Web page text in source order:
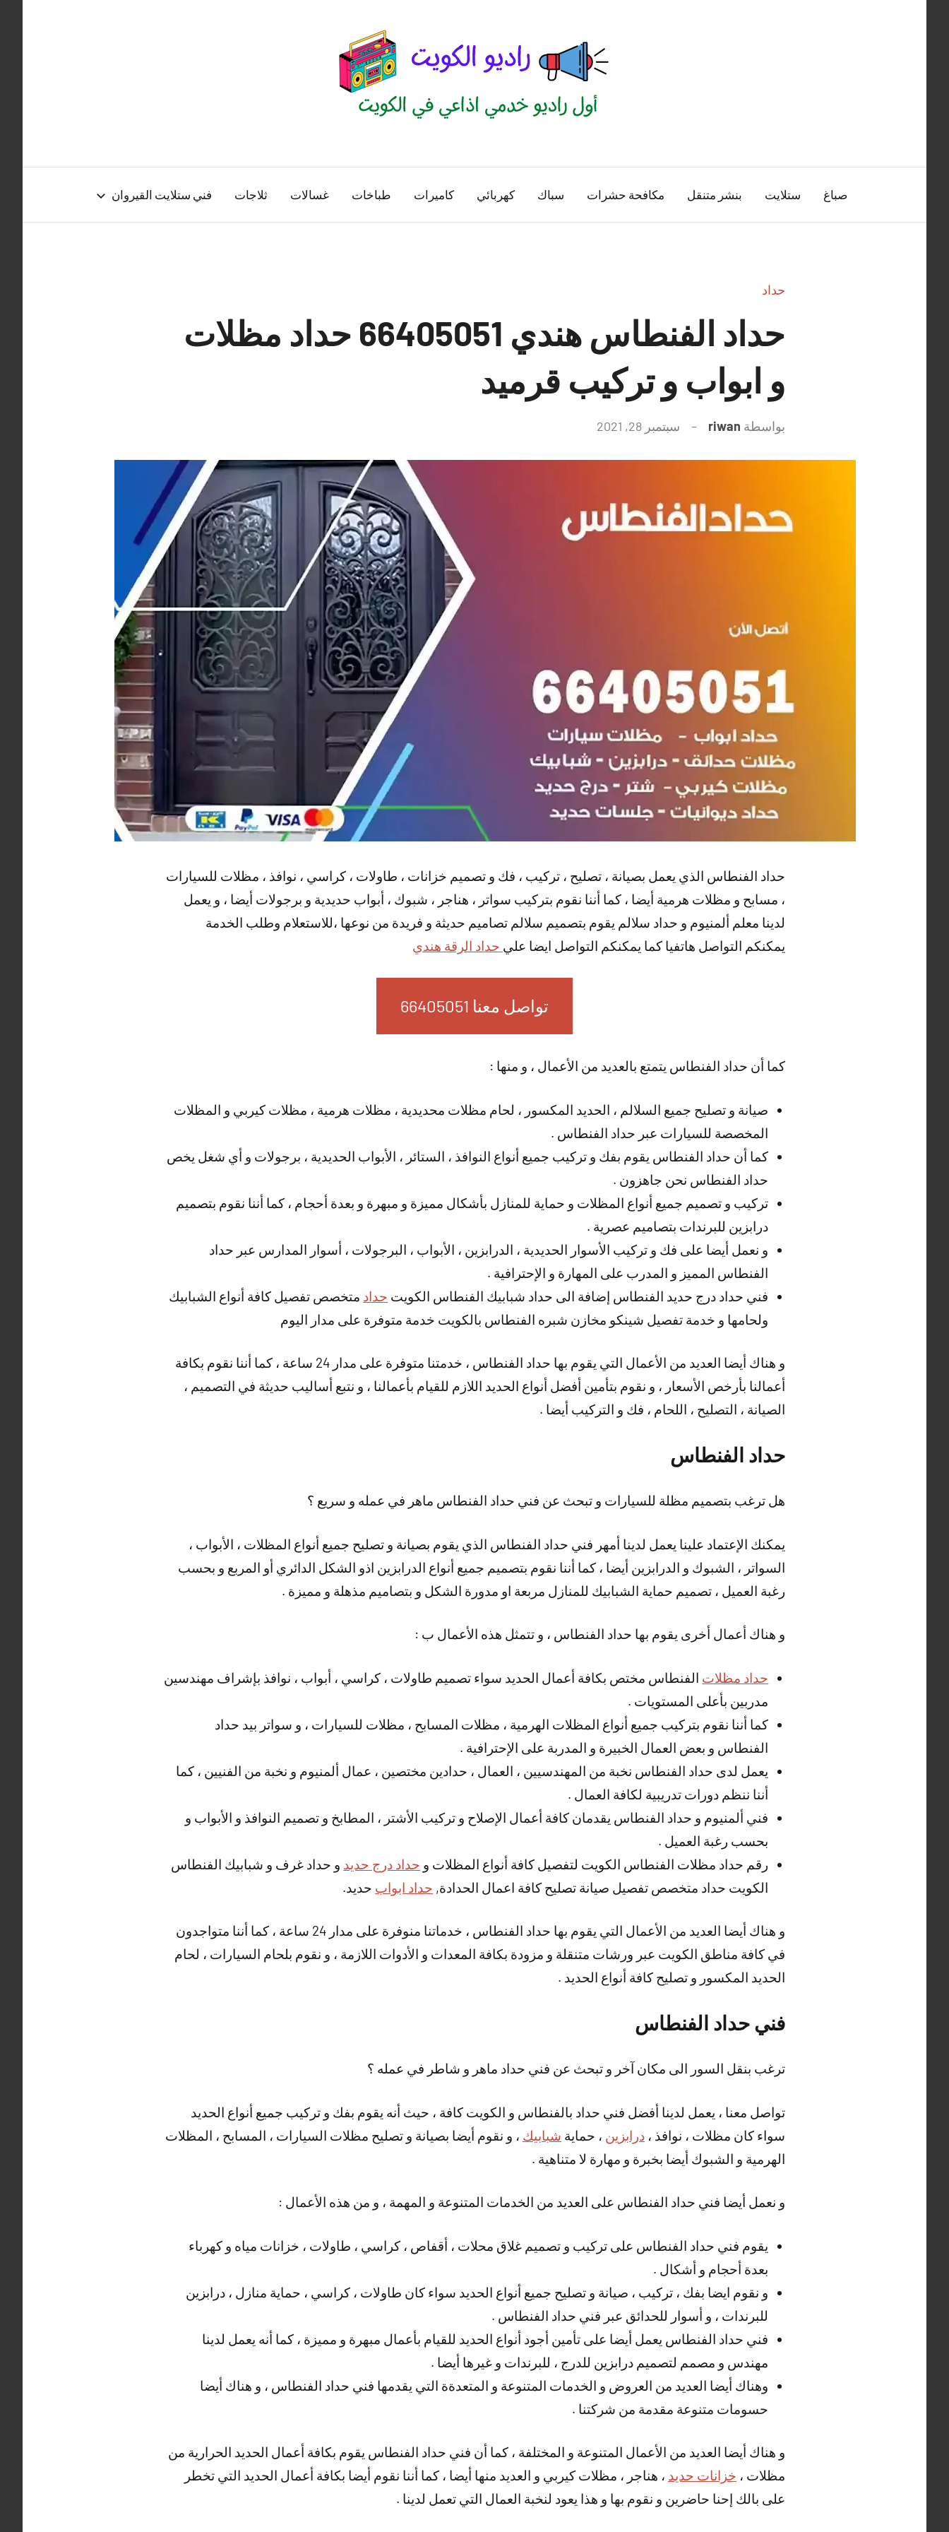
الكويت
منصة
اذاعية
صباغ ستلايت بنشر متنقل مكافحة حشرات سباك كهربائي كاميرات طباخات غسالات ثلاجات فني ستلايت القيروان
حداد
حداد الفنطاس هندي 66405051 حداد مظلات
و ابواب و تركيب قرميد
بواسطة riwan سبتمبر 28, 2021
حداد الفنطاس الذي يعمل بصيانة ، تصليح ، تركيب ، فك و تصميم خزانات ، طاولات ، كراسي ، نوافذ ، مظلات للسيارات
، مسابح و مظلات هرمية أيضا ، كما أننا نقوم بتركيب سواتر ، هناجر ، شبوك ، أبواب حديدية و برجولات أيضا ، و يعمل
لدينا معلم ألمنيوم و حداد سلالم يقوم بتصميم سلالم تصاميم حديثة و فريدة من نوعها ،للاستعلام وطلب الخدمة
يمكنكم التواصل هاتفيا كما يمكنكم التواصل ايضا علي حداد الرقة هندي
تواصل معنا 66405051
كما أن حداد الفنطاس يتمتع بالعديد من الأعمال ، و منها :
صيانة و تصليح جميع السلالم ، الحديد المكسور ، لحام مظلات محديدية ، مظلات هرمية ، مظلات كيربي و المظلات
المخصصة للسيارات عبر حداد الفنطاس .
كما أن حداد الفنطاس يقوم بفك و تركيب جميع أنواع النوافذ ، الستائر ، الأبواب الحديدية ، برجولات و أي شغل يخص
حداد الفنطاس نحن جاهزون .
تركيب و تصميم جميع أنواع المظلات و حماية للمنازل بأشكال مميزة و مبهرة و بعدة أحجام ، كما أننا نقوم بتصميم
درابزين للبرندات بتصاميم عصرية .
و نعمل أيضا على فك و تركيب الأسوار الحديدية ، الدرابزين ، الأبواب ، البرجولات ، أسوار المدارس عبر حداد
الفنطاس المميز و المدرب على المهارة و الإحترافية .
فني حداد درج حديد الفنطاس إضافة الى حداد شبابيك الفنطاس الكويت حداد متخصص تفصيل كافة أنواع الشبابيك
ولحامها و خدمة تفصيل شينكو مخازن شبره الفنطاس بالكويت خدمة متوفرة على مدار اليوم
و هناك أيضا العديد من الأعمال التي يقوم بها حداد الفنطاس ، خدمتنا متوفرة على مدار 24 ساعة ، كما أننا نقوم بكافة
أعمالنا بأرخص الأسعار ، و نقوم بتأمين أفضل أنواع الحديد اللازم للقيام بأعمالنا ، و نتبع أساليب حديثة في التصميم ،
الصيانة ، التصليح ، اللحام ، فك و التركيب أيضا .
حداد الفنطاس
هل ترغب بتصميم مظلة للسيارات و تبحث عن فني حداد الفنطاس ماهر في عمله و سريع ؟
يمكنك الإعتماد علينا يعمل لدينا أمهر فني حداد الفنطاس الذي يقوم بصيانة و تصليح جميع أنواع المظلات ، الأبواب ،
السواتر ، الشبوك و الدرابزين أيضا ، كما أننا نقوم بتصميم جميع أنواع الدرابزين اذو الشكل الدائري أو المربع و بحسب
رغبة العميل ، تصميم حماية الشبابيك للمنازل مربعة او مدورة الشكل و بتصاميم مذهلة و مميزة .
و هناك أعمال أخرى يقوم بها حداد الفنطاس ، و تتمثل هذه الأعمال ب :
حداد مظلات الفنطاس مختص بكافة أعمال الحديد سواء تصميم طاولات ، كراسي ، أبواب ، نوافذ بإشراف مهندسين
مدربين بأعلى المستويات .
كما أننا نقوم بتركيب جميع أنواع المظلات الهرمية ، مظلات المسابح ، مظلات للسيارات ، و سواتر بيد حداد
الفنطاس و بعض العمال الخبيرة و المدربة على الإحترافية .
يعمل لدى حداد الفنطاس نخبة من المهندسيين ، العمال ، حدادين مختصين ، عمال ألمنيوم و نخبة من الفنيين ، كما
أننا ننظم دورات تدريبية لكافة العمال .
فني ألمنيوم و حداد الفنطاس يقدمان كافة أعمال الإصلاح و تركيب الأشتر ، المطابخ و تصميم النوافذ و الأبواب و
بحسب رغبة العميل .
رقم حداد مظلات الفنطاس الكويت لتفصيل كافة أنواع المظلات و حداد درج حديد و حداد غرف و شبابيك الفنطاس
الكويت حداد متخصص تفصيل صيانة تصليح كافة اعمال الحدادة, حداد ابواب حديد.
و هناك أيضا العديد من الأعمال التي يقوم بها حداد الفنطاس ، خدماتنا منوفرة على مدار 24 ساعة ، كما أننا متواجدون
في كافة مناطق الكويت عبر ورشات متنقلة و مزودة بكافة المعدات و الأدوات اللازمة ، و نقوم بلحام السيارات ، لحام
الحديد المكسور و تصليح كافة أنواع الحديد .
فني حداد الفنطاس
ترغب بنقل السور الى مكان آخر و تبحث عن فني حداد ماهر و شاطر في عمله ؟
تواصل معنا ، يعمل لدينا أفضل فني حداد بالفنطاس و الكويت كافة ، حيث أنه يقوم بفك و تركيب جميع أنواع الحديد
سواء كان مظلات ، نوافذ ، درابزين ، حماية شبابيك ، و نقوم أيضا بصيانة و تصليح مظلات السيارات ، المسابح ، المظلات
الهرمية و الشبوك أيضا بخبرة و مهارة لا متناهية .
و نعمل أيضا فني حداد الفنطاس على العديد من الخدمات المتنوعة و المهمة ، و من هذه الأعمال :
يقوم فني حداد الفنطاس على تركيب و تصميم غلاق محلات ، أقفاص ، كراسي ، طاولات ، خزانات مياه و كهرباء
بعدة أحجام و أشكال .
و نقوم ايضا بفك ، تركيب ، صيانة و تصليح جميع أنواع الحديد سواء كان طاولات ، كراسي ، حماية منازل ، درابزين
للبرندات ، و أسوار للحدائق عبر فني حداد الفنطاس .
فني حداد الفنطاس يعمل أيضا على تأمين أجود أنواع الحديد للقيام بأعمال مبهرة و مميزة ، كما أنه يعمل لدينا
مهندس و مصمم لتصميم درابزين للدرج ، للبرندات و غيرها أيضا .
وهناك أيضا العديد من العروض و الخدمات المتنوعة و المتعدةة التي يقدمها فني حداد الفنطاس ، و هناك أيضا
حسومات متنوعة مقدمة من شركتنا .
و هناك أيضا العديد من الأعمال المتنوعة و المختلفة ، كما أن فني حداد الفنطاس يقوم بكافة أعمال الحديد الحرارية من
مظلات ، خزانات حديد ، هناجر ، مظلات كيربي و العديد منها أيضا ، كما أننا نقوم أيضا بكافة أعمال الحديد التي تخطر
على بالك إحنا حاضرين و نقوم بها و هذا يعود لنخبة العمال التي تعمل لدينا .